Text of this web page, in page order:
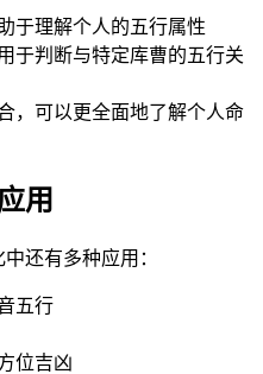
于理解个人的五行属性
于判断与特定库曹的五行关
，可以更全面地了解个人命
用
还有多种应用：
五行
位吉凶